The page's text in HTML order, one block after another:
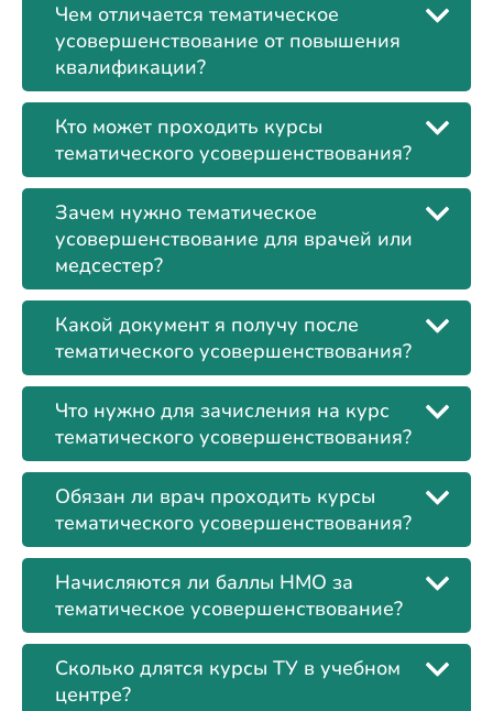
Чем отличается тематическое
усовершенствование от повышения
квалификации?
Кто может проходить курсы
тематического усовершенствования?
Зачем нужно тематическое
усовершенствование для врачей или
медсестер?
Какой документ я получу после
тематического усовершенствования?
Что нужно для зачисления на курс
тематического усовершенствования?
Обязан ли врач проходить курсы
тематического усовершенствования?
Начисляются ли баллы НМО за
тематическое усовершенствование?
Сколько длятся курсы ТУ в учебном
центре?